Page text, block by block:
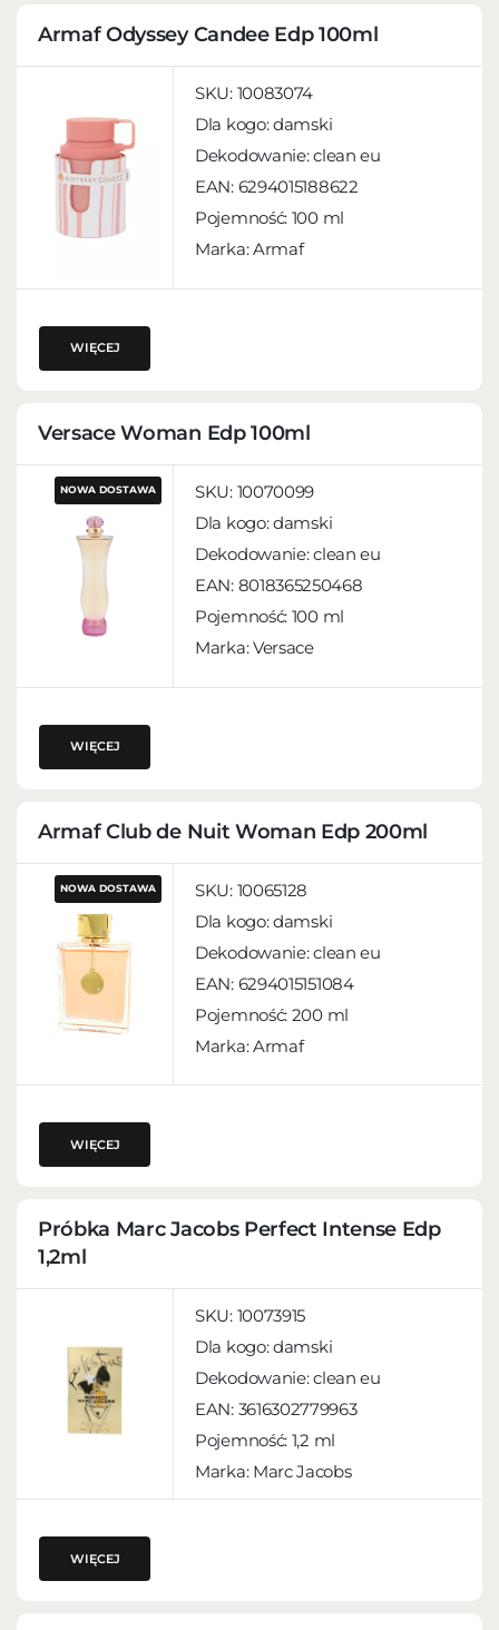
Armaf Odyssey Candee Edp 100ml
SKU: 10083074
Dla kogo:damski
Dekodowanie:clean eu
EAN: 6294015188622
Pojemność: 100 ml
Marka: Armaf
WIĘCEJ
Versace Woman Edp 100ml
NOWA DOSTAWA SKU: 10070099
Dla kogo:damski
Dekodowanie:clean eu
EAN: 8018365250468
Pojemność: 100 ml
Marka: Versace
WIĘCEJ
Armaf Club de Nuit Woman Edp 200ml
NOWA DOSTAWA SKU: 10065128
Dla kogo:damski
Dekodowanie:clean eu
EAN: 6294015151084
Pojemność: 200 ml
Marka: Armaf
WIĘCEJ
Próbka Marc Jacobs Perfect Intense Edp
1,2ml
SKU: 10073915
Dla kogo:damski
Dekodowanie:clean eu
EAN: 3616302779963
Pojemność: 1,2 ml
Marka: Marc Jacobs
WIĘCEJ